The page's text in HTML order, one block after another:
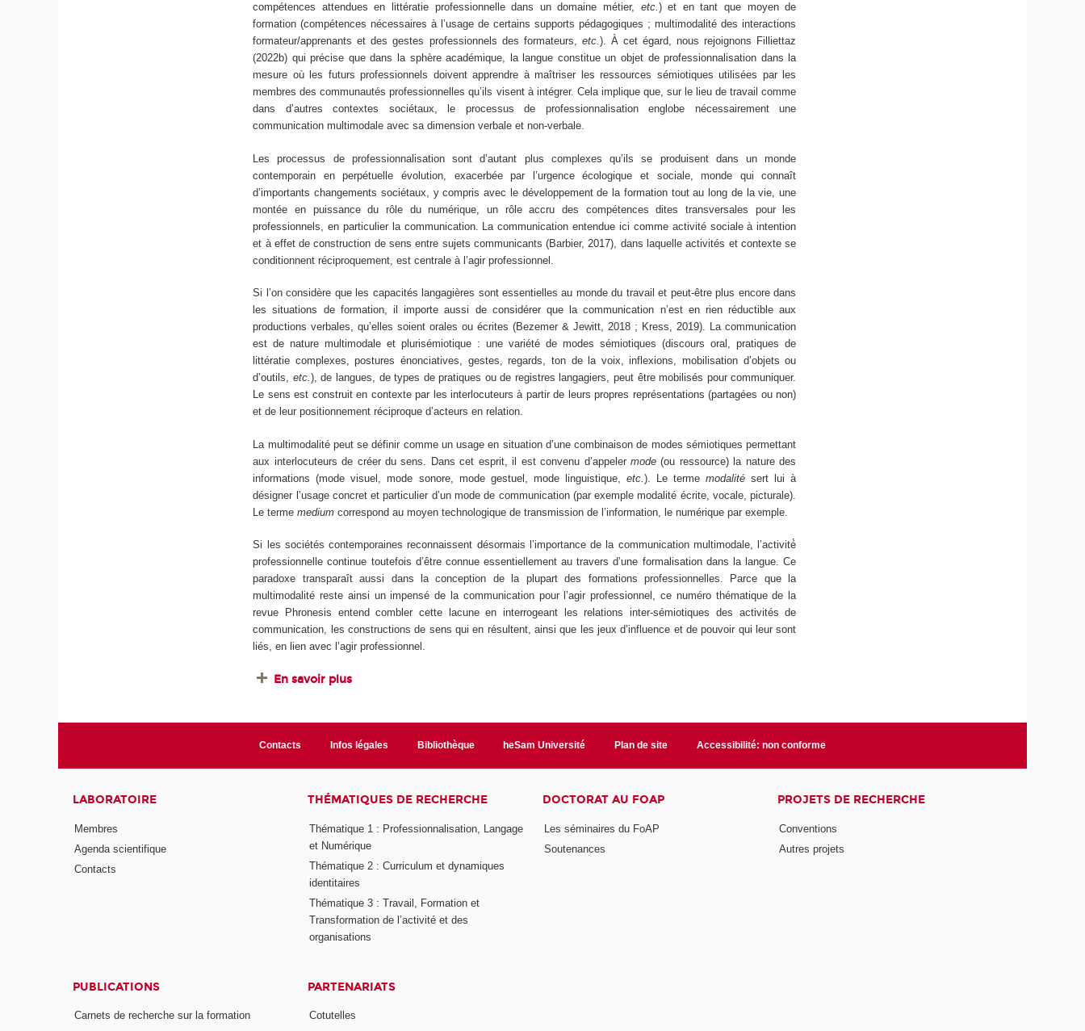
compétences attendues en littératie professionnelle dans un domaine métier, etc.) et en tant que moyen de
formation (compétences nécessaires à l’usage de certains supports pédagogiques ; multimodalité des interactions
formateur/apprenants et des gestes professionnels des formateurs, etc.). À cet égard, nous rejoignons Filliettaz
(2022b) qui précise que dans la sphère académique, la langue constitue un objet de professionnalisation dans la
mesure où les futurs professionnels doivent apprendre à maîtriser les ressources sémiotiques utilisées par les
membres des communautés professionnelles qu’ils visent à intégrer. Cela implique que, sur le lieu de travail comme
dans d’autres contextes sociétaux, le processus de professionnalisation englobe nécessairement une
communication multimodale avec sa dimension verbale et non-verbale.
Les processus de professionnalisation sont d’autant plus complexes qu’ils se produisent dans un monde
contemporain en perpétuelle évolution, exacerbée par l’urgence écologique et sociale, monde qui connaît
d’importants changements sociétaux, y compris avec le développement de la formation tout au long de la vie, une
montée en puissance du rôle du numérique, un rôle accru des compétences dites transversales pour les
professionnels, en particulier la communication. La communication entendue ici comme activité sociale à intention
et à effet de construction de sens entre sujets communicants (Barbier, 2017), dans laquelle activités et contexte se
conditionnent réciproquement, est centrale à l’agir professionnel.
Si l’on considère que les capacités langagières sont essentielles au monde du travail et peut-être plus encore dans
les situations de formation, il importe aussi de considérer que la communication n’est en rien réductible aux
productions verbales, qu’elles soient orales ou écrites (Bezemer & Jewitt, 2018 ; Kress, 2019). La communication
est de nature multimodale et plurisémiotique : une variété de modes sémiotiques (discours oral, pratiques de
littératie complexes, postures énonciatives, gestes, regards, ton de la voix, inflexions, mobilisation d’objets ou
d’outils, etc.), de langues, de types de pratiques ou de registres langagiers, peut être mobilisés pour communiquer.
Le sens est construit en contexte par les interlocuteurs à partir de leurs propres représentations (partagées ou non)
et de leur positionnement réciproque d’acteurs en relation.
La multimodalité peut se définir comme un usage en situation d’une combinaison de modes sémiotiques permettant
aux interlocuteurs de créer du sens. Dans cet esprit, il est convenu d’appelermode (ou ressource) la nature des
informations (mode visuel, mode sonore, mode gestuel, mode linguistique, etc. ). Le termemodalité sert lui à
désigner l’usage concret et particulier d’un mode de communication (par exemple modalité écrite, vocale, picturale).
Le termemedium correspond au moyen technologique de transmission de l’information, le numérique par exemple.
Si les sociétés contemporaines reconnaissent désormais l’importance de la communication multimodale, l’activité́
professionnelle continue toutefois d’être connue essentiellement au travers d’une formalisation dans la langue. Ce
paradoxe transparaît aussi dans la conception de la plupart des formations professionnelles. Parce que la
multimodalité reste ainsi un impensé de la communication pour l’agir professionnel, ce numéro thématique de la
revue Phronesis entend combler cette lacune en interrogeant les relations inter-sémiotiques des activités de
communication, les constructions de sens qui en résultent, ainsi que les jeux d’influence et de pouvoir qui leur sont
liés, en lien avec l’agir professionnel.
En savoir plus
Contacts Infos légales Bibliothèque heSam Université Plan de site Accessibilité: non conforme
LABORATOIRE
Membres
Agenda scientifique
Contacts
THÉMATIQUES DE RECHERCHE
Thématique 1 : Professionnalisation, Langage
et Numérique
Thématique 2 : Curriculum et dynamiques
identitaires
Thématique 3 : Travail, Formation et
Transformation de l’activité et des
organisations
DOCTORAT AU FOAP
Les séminaires du FoAP
Soutenances
PROJETS DE RECHERCHE
Conventions
Autres projets
PUBLICATIONS
Carnets de recherche sur la formation
PARTENARIATS
Cotutelles